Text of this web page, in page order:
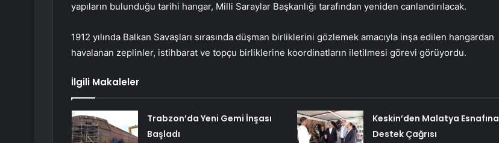
yapıların bulunduğu tarihi hangar, Milli Saraylar Başkanlığı tarafından yeniden canlandırılacak.
1912 yılında Balkan Savaşları sırasında düşman birliklerini gözlemek amacıyla inşa edilen hangardan
havalanan zeplinler, istihbarat ve topçu birliklerine koordinatların iletilmesi görevi görüyordu.
İlgili Makaleler
Trabzon’da Yeni Gemi İnşası
Başladı
Keskin’den Malatya Esnafına
Destek Çağrısı